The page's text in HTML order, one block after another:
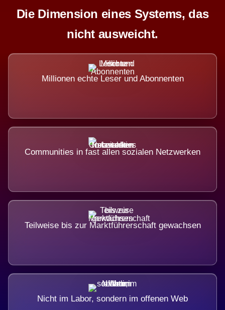
Die Dimension eines Systems, das
nicht ausweicht.
Millionen echte Leser und Abonnenten
Communities in fast allen sozialen Netzwerken
Teilweise bis zur Marktführerschaft gewachsen
Nicht im Labor, sondern im offenen Web